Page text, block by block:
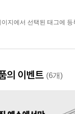
이지에서 선택된 태그에
의 이벤트 (6개)